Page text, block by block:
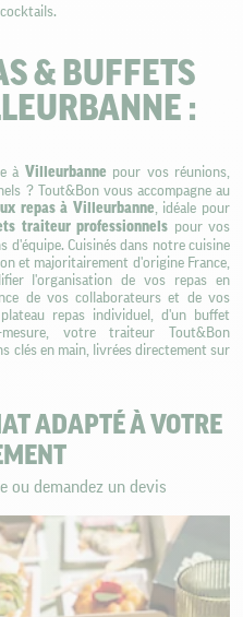
& BUFFETS
:
à Villeurbanne pour vos réunions,
? Tout&Bon vous accompagne au
repas à Villeurbanne, idéale pour
traiteur professionnels pour vos
Cuisinés dans notre cuisine
et majoritairement d'origine France,
l'organisation de vos repas en
de vos collaborateurs et de vos
repas individuel, d'un buffet
votre traiteur Tout&Bon
clés en main, livrées directement sur
ADAPTÉ À VOTRE
ou demandez un devis